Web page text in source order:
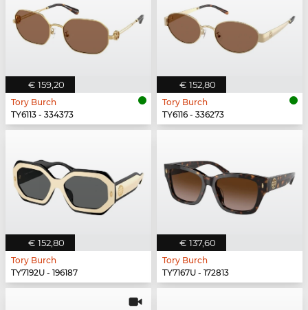
€ 159,20
Tory Burch
TY6113 - 334373
€ 152,80
Tory Burch
TY6116 - 336273
€ 152,80
Tory Burch
TY7192U - 196187
€ 137,60
Tory Burch
TY7167U - 172813